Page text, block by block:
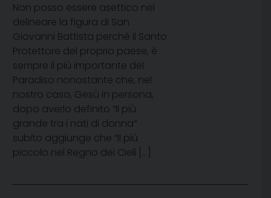
Non posso essere asettico nel
delineare la figura di San
Giovanni Battista perché il Santo
Protettore del proprio paese, è
sempre il più importante del
Paradiso nonostante che, nel
nostro caso, Gesù in persona,
dopo averlo definito “Il più
grande tra i nati di donna”
subito aggiunge che “Il più
piccolo nel Regno dei Cieli […]